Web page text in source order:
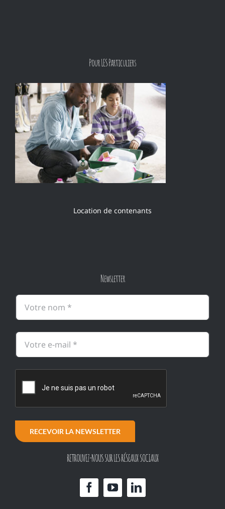
Pour LES Particuliers
Location de contenants
Newsletter
RECEVOIR LA NEWSLETTER
RETROUVEZ-NOUS SUR LES RÉSEAUX SOCIAUX